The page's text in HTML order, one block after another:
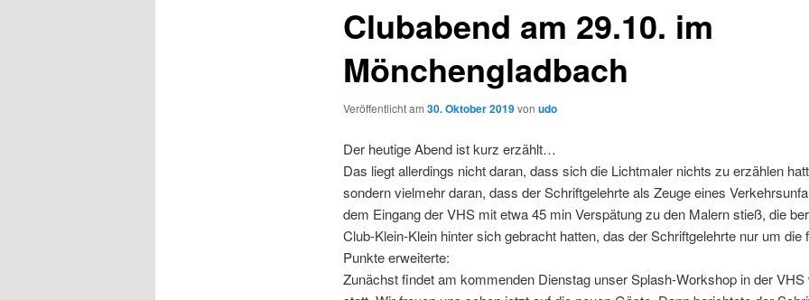
Clubabend am 29.10. im
Mönchengladbach
Veröffentlicht am 30. Oktober 2019von udo
Der heutige Abend ist kurz erzählt…
Das liegt allerdings nicht daran, dass sich die Lichtmaler nichts zu erzählen
sondern vielmehr daran, dass der Schriftgelehrte als Zeuge eines
dem Eingang der VHS mit etwa 45 min Verspätung zu den Malern stieß, die
Club-Klein-Klein hinter sich gebracht hatten, das der Schriftgelehrte nur um die
Punkte erweiterte:
Zunächst findet am kommenden Dienstag unser Splash-Workshop in der VHS